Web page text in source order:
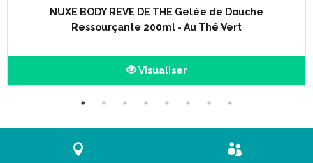
NUXE BODY REVE DE THE Gelée de Douche
Ressourçante 200ml - Au Thé Vert
Visualiser